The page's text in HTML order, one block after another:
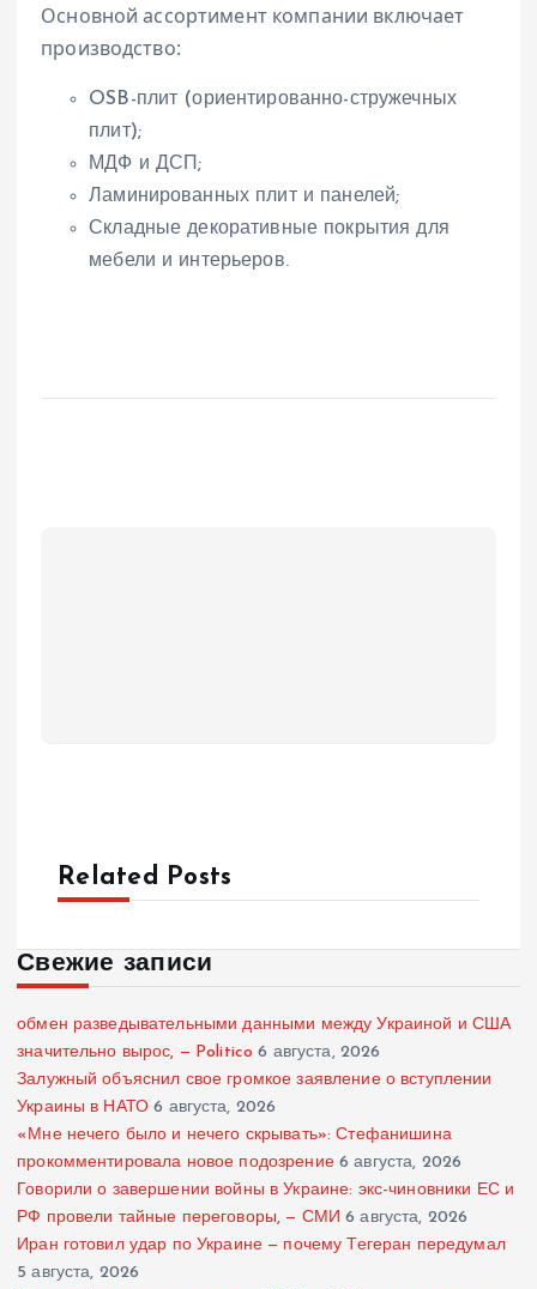
Основной ассортимент компании включает
производство:
OSB-плит (ориентированно-стружечных
плит);
МДФ и ДСП;
Ламинированных плит и панелей;
Складные декоративные покрытия для
мебели и интерьеров.
Related Posts
Свежие записи
обмен разведывательными данными между Украиной и США
значительно вырос, — Politico 6 августа, 2026
Залужный объяснил свое громкое заявление о вступлении
Украины в НАТО 6 августа, 2026
«Мне нечего было и нечего скрывать»: Стефанишина
прокомментировала новое подозрение 6 августа, 2026
Говорили о завершении войны в Украине: экс-чиновники ЕС и
РФ провели тайные переговоры, — СМИ 6 августа, 2026
Иран готовил удар по Украине — почему Тегеран передумал
5 августа, 2026